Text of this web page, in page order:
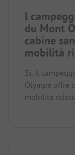
l
du Mont
cabine
mobilità
Sì, il
Olympe offre
mobilità